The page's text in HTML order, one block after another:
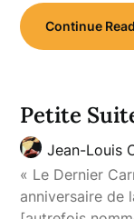
Continue
Petite
Jean-Louis
« Le Dernier
anniversaire de